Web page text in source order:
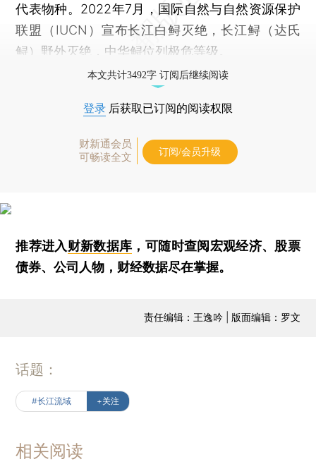
代表物种。2022年7月，国际自然与自然资源保护
联盟（IUCN）宣布长江白鲟灭绝，长江鲟（达氏
鲟）野外灭绝，中华鲟位列极危等级。
本文共计3492字 订阅后继续阅读
登录 后获取已订阅的阅读权限
财新通会员
可畅读全文
订阅/会员升级
推荐进入财新数据库 ，可随时查阅宏观经济、股票
债券、公司人物，财经数据尽在掌握。
责任编辑：王逸吟 | 版面编辑：罗文
话题：
#长江流域 +关注
相关阅读